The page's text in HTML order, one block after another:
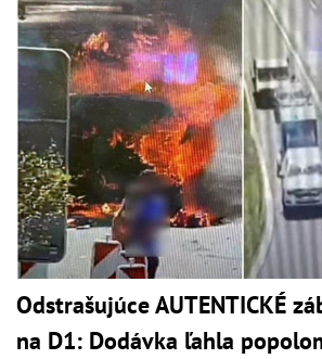
Odstrašujúce AUTENTICKÉ
na D1: Dodávka ľahla